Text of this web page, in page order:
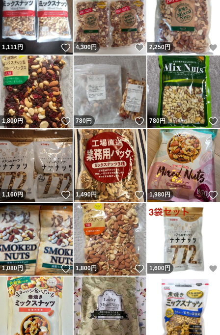
1,111円 いいね！
4,300円 いいね！
2,250円
1,800円 いいね！
780円 いいね！
780円
1,160円 いいね！
1,490円 いいね！
1,980円
1,080円 いいね！
1,800円 いいね！
1,600円